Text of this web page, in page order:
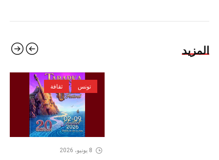
المزيد
تونس ثقافة
8 يونيو، 2026